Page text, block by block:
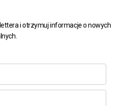
i otrzymuj informacje o nowych